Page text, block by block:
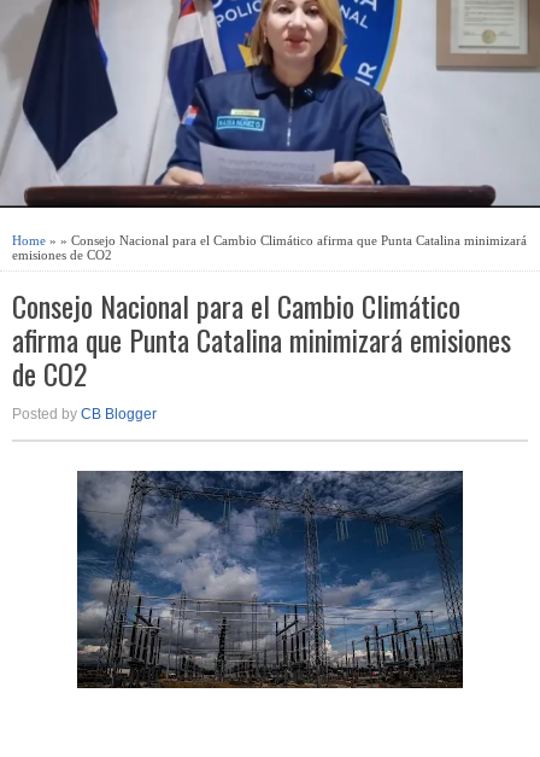
n
Home » » Consejo Nacional para el Cambio Climático afirma que Punta Catalina minimizará
emisiones de CO2
Consejo Nacional para el Cambio Climático
afirma que Punta Catalina minimizará emisiones
de CO2
Posted by CB Blogger